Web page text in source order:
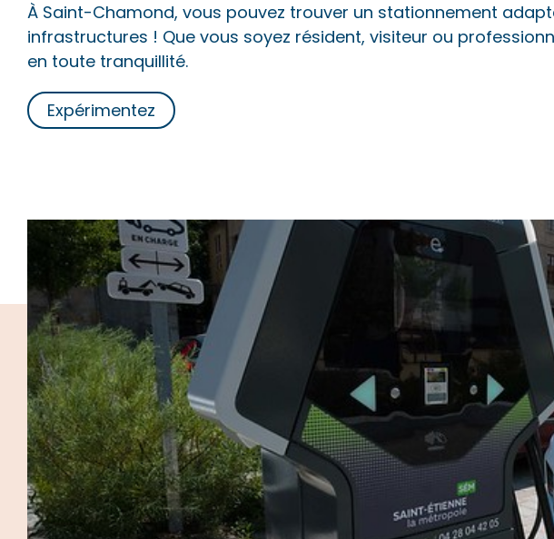
À Saint-Chamond, vous pouvez trouver un stationnement
infrastructures ! Que vous soyez résident, visiteur ou
en toute tranquillité.
Expérimentez